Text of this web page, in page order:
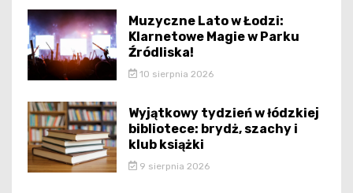
Muzyczne Lato w Łodzi:
Klarnetowe Magie w Parku
Źródliska!
10 sierpnia 2026
Wyjątkowy tydzień w łódzkiej
bibliotece: brydż, szachy i
klub książki
9 sierpnia 2026